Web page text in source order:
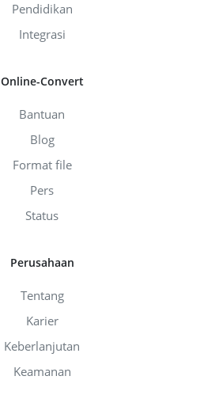
Pendidikan
Integrasi
Online-Convert
Bantuan
Blog
Format file
Pers
Status
Perusahaan
Tentang
Karier
Keberlanjutan
Keamanan